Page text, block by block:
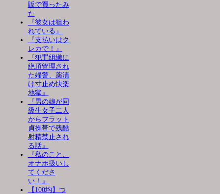
販で買ったみ
た
『彼女は狙わ
れている』
『支払いはク
レカで！』
『犯罪組織に
絶頂管理され
た婦警、薬漬
け寸止め快楽
地獄』
『男の娘が同
級生女子二人
からフラット
貞操帯で残酷
射精禁止され
る話』
『私のこと、
オナホ扱いし
てくださ
い！』
【100均】つ